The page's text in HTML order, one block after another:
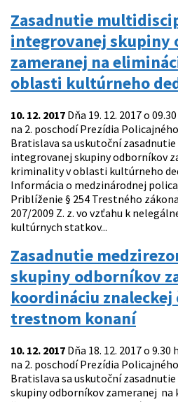
Zasadnutie
integrovanej skupiny
zameranej na
oblasti kultúrneho
10. 12. 2017 Dňa 19. 12. 2017 o
na 2. poschodí Prezídia
Bratislava sa uskutoční
integrovanej skupiny odborníkov
kriminality v oblasti kultúrneho
Informácia o medzinárodnej
Priblíženie § 254 Trestného
207/2009 Z. z. vo vzťahu k
kultúrnych statkov...
Zasadnutie
skupiny odborníkov
koordináciu
trestnom konaní
10. 12. 2017 Dňa 18. 12. 2017 o
na 2. poschodí Prezídia
Bratislava sa uskutoční
skupiny odborníkov zameranej na